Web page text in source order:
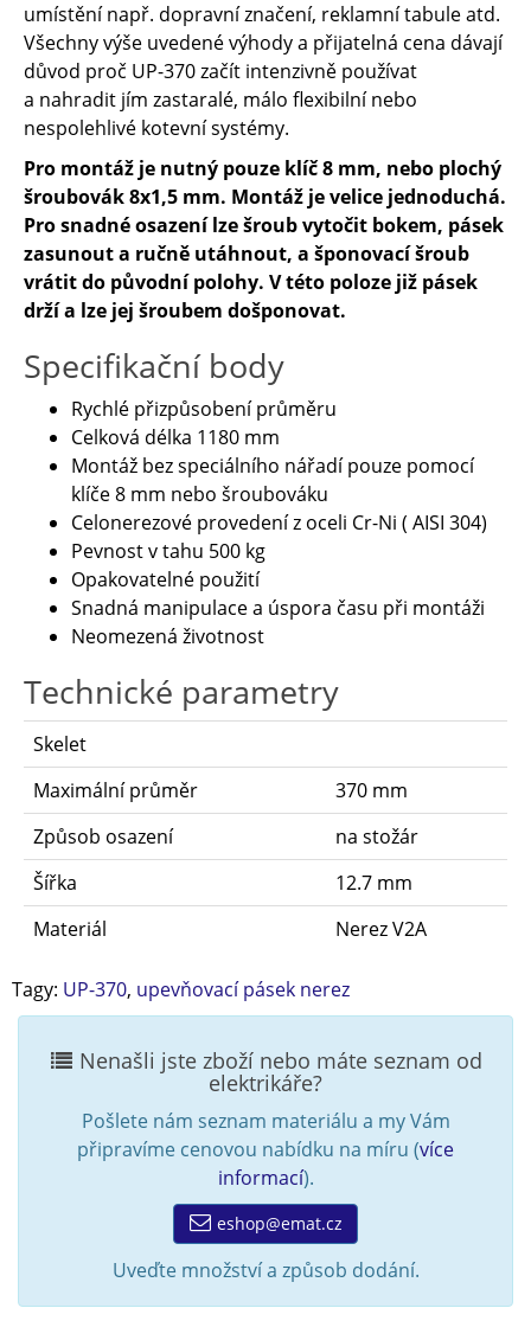
umístění např. dopravní značení, reklamní tabule atd.
Všechny výše uvedené výhody a přijatelná cena dávají
důvod proč UP-370 začít intenzivně používat
a nahradit jím zastaralé, málo flexibilní nebo
nespolehlivé kotevní systémy.
Pro montáž je nutný pouze klíč 8 mm, nebo plochý
šroubovák 8x1,5 mm. Montáž je velice jednoduchá.
Pro snadné osazení lze šroub vytočit bokem, pásek
zasunout a ručně utáhnout, a šponovací šroub
vrátit do původní polohy. V této poloze již pásek
drží a lze jej šroubem došponovat.
Specifikační body
Rychlé přizpůsobení průměru
Celková délka 1180 mm
Montáž bez speciálního nářadí pouze pomocí
klíče 8 mm nebo šroubováku
Celonerezové provedení z oceli Cr-Ni ( AISI 304)
Pevnost v tahu 500 kg
Opakovatelné použití
Snadná manipulace a úspora času při montáži
Neomezená životnost
Technické parametry
Skelet
Maximální průměr
370 mm
Způsob osazení
na stožár
Šířka
12.7 mm
Materiál
Nerez V2A
Tagy: UP-370, upevňovací pásek nerez
Nenašli jste zboží nebo máte seznam od
elektrikáře?
Pošlete nám seznam materiálu a my Vám
připravíme cenovou nabídku na míru (více
informací).
eshop@emat.cz
Uveďte množství a způsob dodání.